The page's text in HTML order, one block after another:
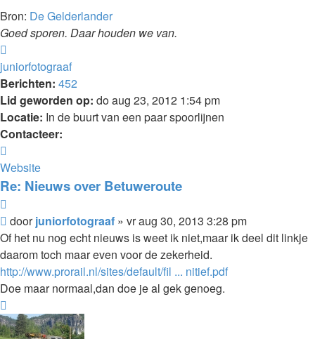
Bron: De Gelderlander
Goed sporen. Daar houden we van.
juniorfotograaf
Berichten: 452
Lid geworden op: do aug 23, 2012 1:54 pm
Locatie: In de buurt van een paar spoorlijnen
Contacteer:
juniorfotograaf
Website
Re: Nieuws over Betuweroute
Bericht
doorjuniorfotograaf » vr aug 30, 2013 3:28 pm
Of het nu nog echt nieuws is weet ik niet,maar ik deel dit linkje
daarom toch maar even voor de zekerheid.
http://www.prorail.nl/sites/default/fil ... nitief.pdf
Doe maar normaal,dan doe je al gek genoeg.